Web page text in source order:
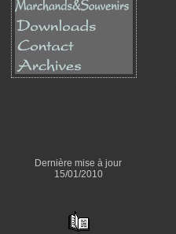
Dernière mise à jour
15/01/2010